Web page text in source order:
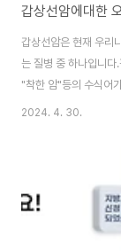
갑상선암은 현재 우리
는 질병 중 하나입니다
"착한 암"등의 수식어
는 점에서는 틀림이 없
이 들어간 해조류가
다른 암과 마찬가지로
지하고 긍정적인 마음
환자들이 갑상선암에
이터 오류로 인하여 결
2024. 4. 30.